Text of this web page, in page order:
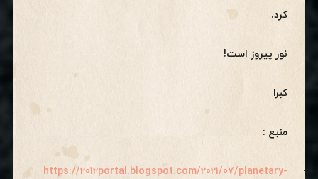
کرد.
نور پیروز است!
کبرا
منبع :
https://2012portal.blogspot.com/2021/07/planetary-